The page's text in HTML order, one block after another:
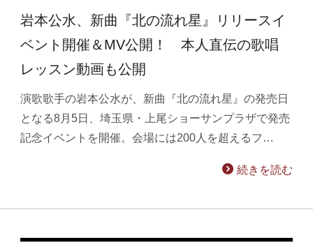
岩本公水、新曲『北の流れ星』リリースイ
ベント開催＆MV公開！ 本人直伝の歌唱
レッスン動画も公開
演歌歌手の岩本公水が、新曲『北の流れ星』の発売日
となる8月5日、埼玉県・上尾ショーサンプラザで発売
記念イベントを開催。会場には200人を超えるフ…
続きを読む